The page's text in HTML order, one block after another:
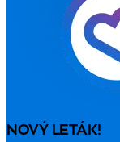
NOVÝ LETÁK!